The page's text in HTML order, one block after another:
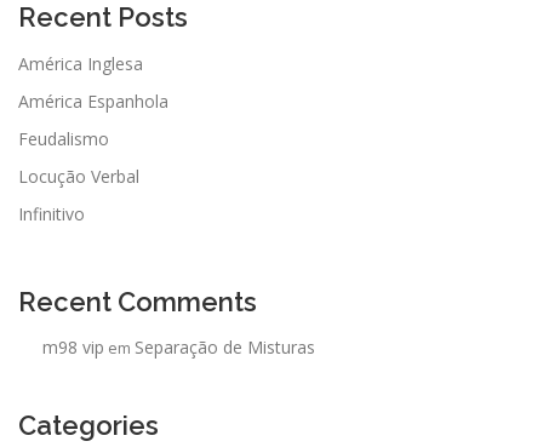
Recent Posts
América Inglesa
América Espanhola
Feudalismo
Locução Verbal
Infinitivo
Recent Comments
m98 vip em Separação de Misturas
Categories